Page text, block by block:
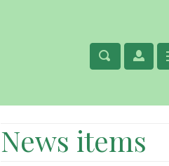
News items